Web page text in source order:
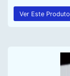
Ver Este Produto